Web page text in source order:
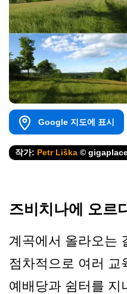
Google 지도에 표시
작가: Petr Liška ©
즈비치나에 오르
계곡에서 올라오는
점차적으로 여러 교
예배당과 쉼터를 지